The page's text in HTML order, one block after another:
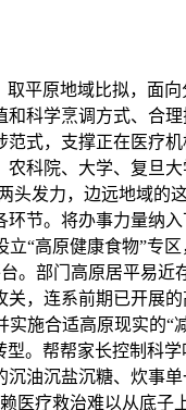
平原地域比拟，面
科学烹调方式、合
式，支撑正在医疗
科院、大学、复旦
头发力，边远地域的
节。将办事力量纳
“高原健康食物”专
。部门高原居平易近
，连系前期已开展
施合适高原现实的“
。帮帮家长控制科
油沉盐沉糖、炊事
医疗救治难以从底子